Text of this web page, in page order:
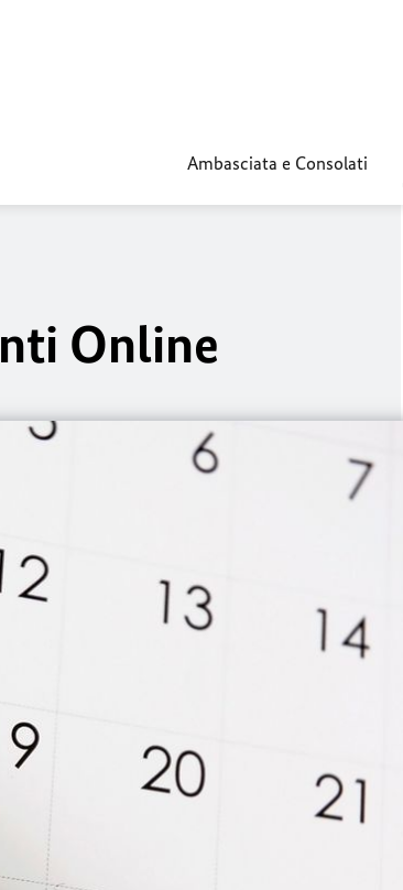
Ambasciata e Consolati
Online